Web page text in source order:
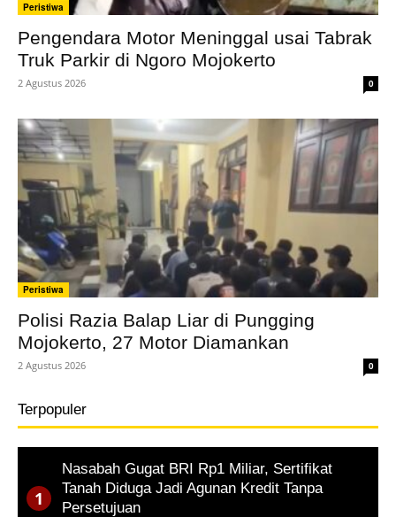
Peristiwa
Pengendara Motor Meninggal usai Tabrak
Truk Parkir di Ngoro Mojokerto
2 Agustus 2026 0
Peristiwa
Polisi Razia Balap Liar di Pungging
Mojokerto, 27 Motor Diamankan
2 Agustus 2026 0
Terpopuler
Nasabah Gugat BRI Rp1 Miliar, Sertifikat
Tanah Diduga Jadi Agunan Kredit Tanpa
Persetujuan